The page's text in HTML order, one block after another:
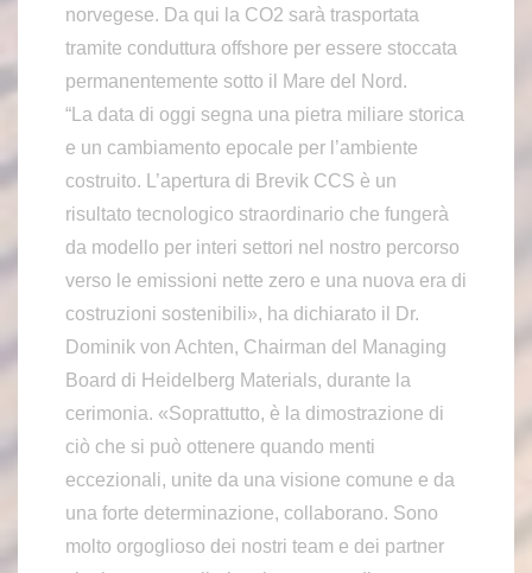
norvegese. Da qui la CO2 sarà trasportata
tramite conduttura offshore per essere stoccata
permanentemente sotto il Mare del Nord.
“La data di oggi segna una pietra miliare storica
e un cambiamento epocale per l’ambiente
costruito. L’apertura di Brevik CCS è un
risultato tecnologico straordinario che fungerà
da modello per interi settori nel nostro percorso
verso le emissioni nette zero e una nuova era di
costruzioni sostenibili», ha dichiarato il Dr.
Dominik von Achten, Chairman del Managing
Board di Heidelberg Materials, durante la
cerimonia. «Soprattutto, è la dimostrazione di
ciò che si può ottenere quando menti
eccezionali, unite da una visione comune e da
una forte determinazione, collaborano. Sono
molto orgoglioso dei nostri team e dei partner